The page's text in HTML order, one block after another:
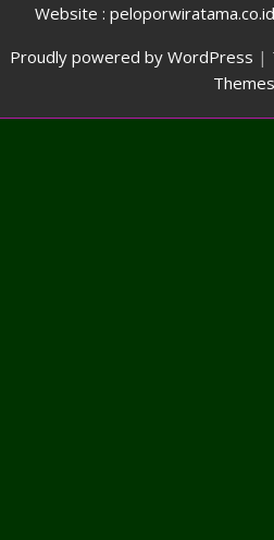
Website :
Proudly powered by WordPress |
Themes